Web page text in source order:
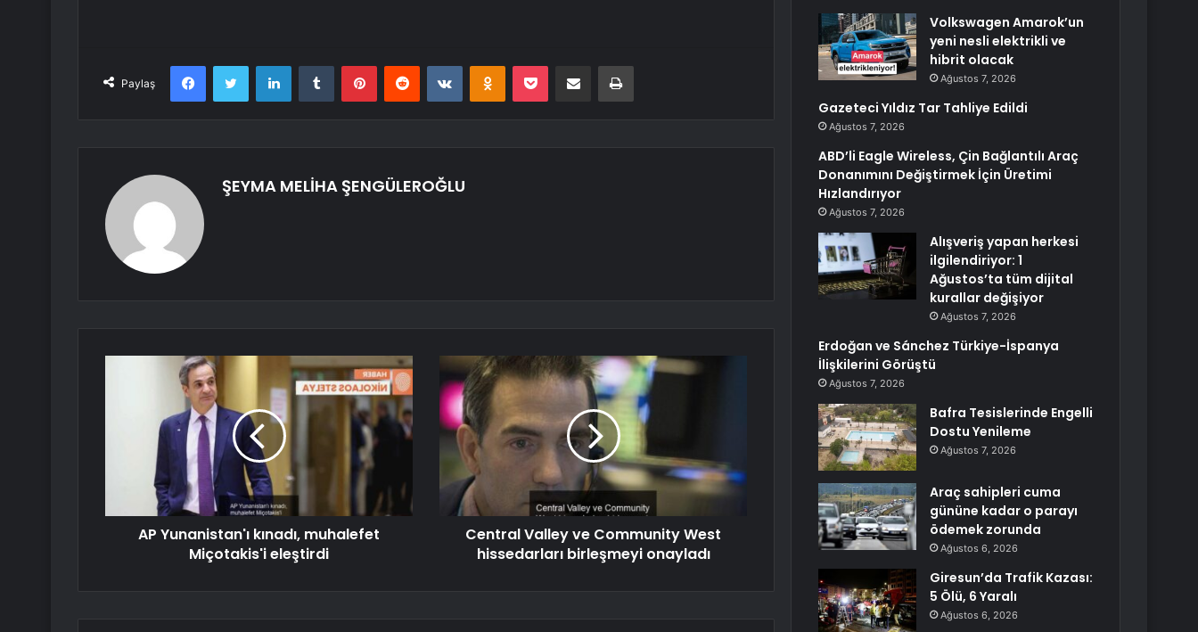
Paylaş
FacebookTwitter LinkedInTumblr PinterestReddit VKontakteOdnoklassniki
Pocket E-Posta ile paylaş Yazdır
ŞEYMA MELİHA ŞENGÜLEROĞLU
AP Yunanistan'ı kınadı, muhalefet
Miçotakis'i eleştirdi
Central Valley ve Community West
hissedarları birleşmeyi onayladı
Volkswagen Amarok’un
yeni nesli elektrikli ve
hibrit olacak
Ağustos 7, 2026
Gazeteci Yıldız Tar Tahliye Edildi
Ağustos 7, 2026
ABD’li Eagle Wireless, Çin Bağlantılı Araç
Donanımını Değiştirmek İçin Üretimi
Hızlandırıyor
Ağustos 7, 2026
Alışveriş yapan herkesi
ilgilendiriyor: 1
Ağustos’ta tüm dijital
kurallar değişiyor
Ağustos 7, 2026
Erdoğan ve Sánchez Türkiye-İspanya
İlişkilerini Görüştü
Ağustos 7, 2026
Bafra Tesislerinde Engelli
Dostu Yenileme
Ağustos 7, 2026
Araç sahipleri cuma
gününe kadar o parayı
ödemek zorunda
Ağustos 6, 2026
Giresun’da Trafik Kazası:
5 Ölü, 6 Yaralı
Ağustos 6, 2026